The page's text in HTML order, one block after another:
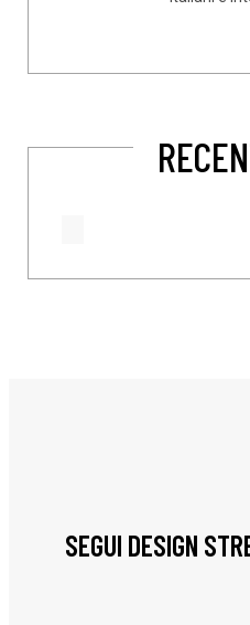
SEGUI DESIGN